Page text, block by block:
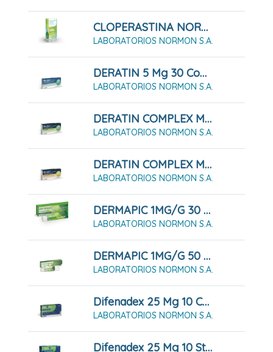
CLOPERASTINA NORMON 3,54 Mg/ml Suspensión Oral 200 Ml
LABORATORIOS NORMON S.A.
DERATIN 5 Mg 30 Comprimidos Para Chupar
LABORATORIOS NORMON S.A.
DERATIN COMPLEX MENTA 30 Comprimidos Para Chupar
LABORATORIOS NORMON S.A.
DERATIN COMPLEX MIEL Y LIMÓN 30 Comprimidos Para Chupar
LABORATORIOS NORMON S.A.
DERMAPIC 1MG/G 30 G Gel
LABORATORIOS NORMON S.A.
DERMAPIC 1MG/G 50 G Gel
LABORATORIOS NORMON S.A.
Difenadex 25 Mg 10 Cápsulas Duras
LABORATORIOS NORMON S.A.
Difenadex 25 Mg 10 Sticks De Solución Oral